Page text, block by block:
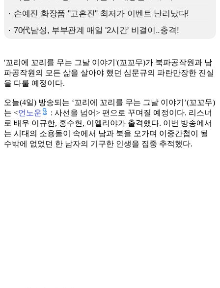
'꼬리에 꼬리를 무는 그날 이야기'(꼬꼬무)가 북파공작원과 남
파공작원의 모든 삶을 살아야 했던 심문규의 파란만장한 진실
을 다룰 예정이다.
오늘(4일) 방송되는 ‘꼬리에 꼬리를 무는 그날 이야기’(꼬꼬무)
는 <언노운
: 사선을 넘어> 편으로 꾸며질 예정이다. 리스너
로 배우 이규한, 홍수현, 이엘리야가 출격했다. 이번 방송에서
는 시대의 소용돌이 속에서 남과 북을 오가며 이중간첩이 될
수밖에 없었던 한 남자의 기구한 인생을 집중 추적했다.